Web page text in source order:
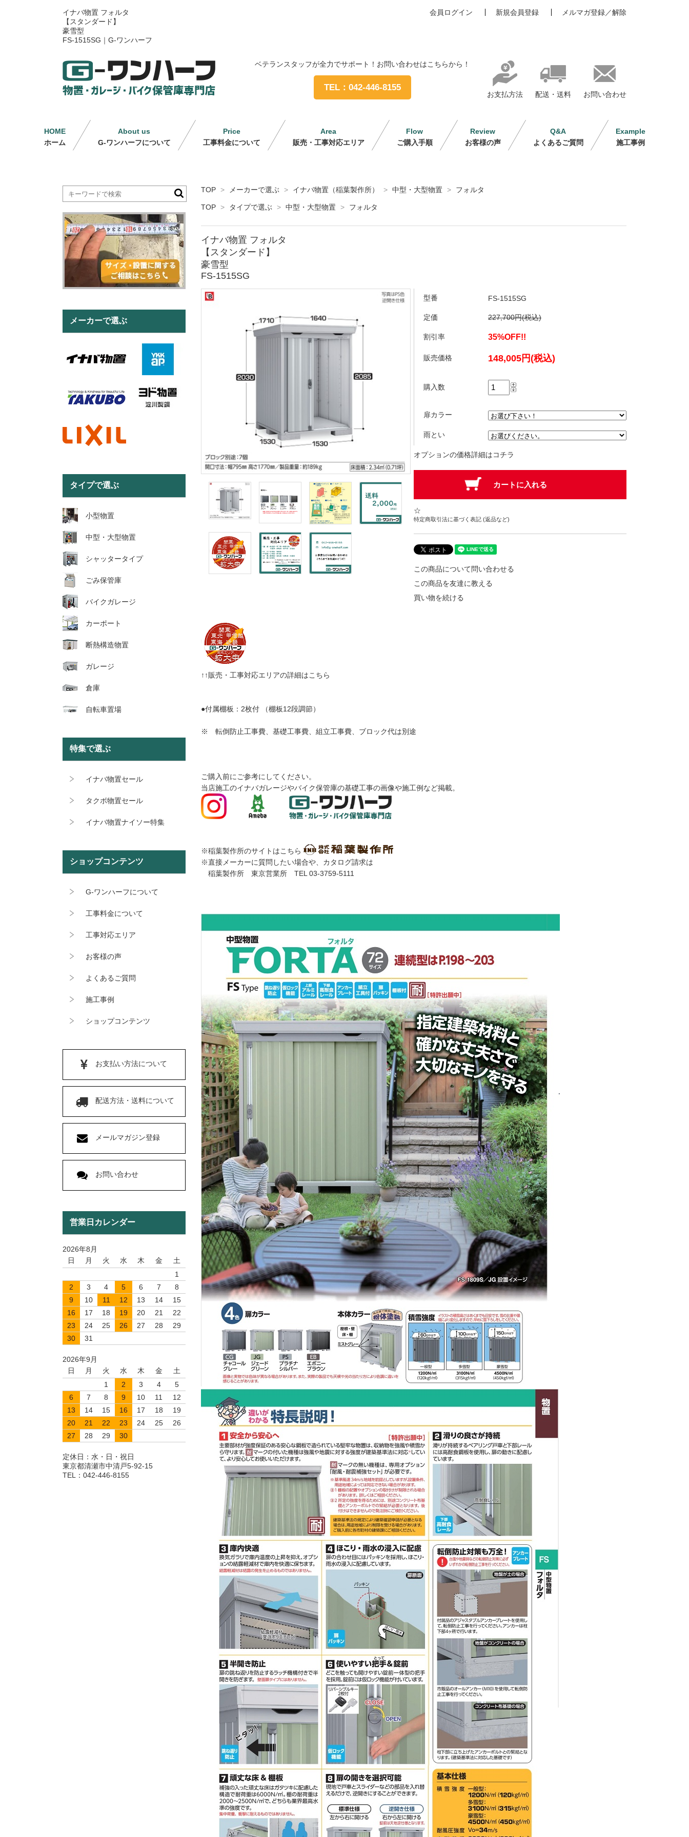
イナバ物置 フォルタ
【スタンダード】
豪雪型
FS-1515SG｜G-ワンハーフ
会員ログイン 新規会員登録 メルマガ登録／解除
ベテランスタッフが全力でサポート！お問い合わせはこちらから！
TEL：042-446-8155
お支払方法 配送・送料 お問い合わせ
HOME
ホーム
About us
G-ワンハーフについて
Price
工事料金について
Area
販売・工事対応エリア
Flow
ご購入手順
Review
お客様の声
Q&A
よくあるご質問
Example
施工事例
TOP > メーカーで選ぶ > イナバ物置（稲葉製作所） > 中型・大型物置 > フォルタ
TOP > タイプで選ぶ > 中型・大型物置 > フォルタ
イナバ物置 フォルタ
【スタンダード】
豪雪型
FS-1515SG
型番 FS-1515SG
定価 227,700円(税込)
割引率 35%OFF!!
販売価格 148,005円(税込)
購入数
扉カラー
雨とい
オプションの価格詳細はコチラ
☆
特定商取引法に基づく表記 (返品など)
この商品について問い合わせる
この商品を友達に教える
買い物を続ける
↑↑販売・工事対応エリアの詳細はこちら
●付属棚板：2枚付 （棚板12段調節）
※ 転倒防止工事費、基礎工事費、組立工事費、ブロック代は別途
ご購入前にご参考にしてください。
当店施工のイナバガレージやバイク保管庫の基礎工事の画像や施工例など掲載。
※稲葉製作所のサイトはこちら
※直接メーカーに質問したい場合や、カタログ請求は
稲葉製作所 東京営業所 TEL 03-3759-5111
メーカーで選ぶ
タイプで選ぶ
小型物置
中型・大型物置
シャッタータイプ
ごみ保管庫
バイクガレージ
カーポート
断熱構造物置
ガレージ
倉庫
自転車置場
特集で選ぶ
イナバ物置セール
タクボ物置セール
イナバ物置ナイソー特集
ショップコンテンツ
G-ワンハーフについて
工事料金について
工事対応エリア
お客様の声
よくあるご質問
施工事例
ショップコンテンツ
お支払い方法について
配送方法・送料について
メールマガジン登録
お問い合わせ
営業日カレンダー
2026年8月
日
月 火 水 木 金
土
1
2
3 4 5 6 7
8
9
10 11 12 13 14
15
16
17 18 19 20 21
22
23
24 25 26 27 28
29
30
31
2026年9月
日
月 火 水 木 金
土
1
2 3 4
5
6
7 8 9 10 11
12
13
14 15 16 17 18
19
20
21 22 23 24 25
26
27
28 29 30
定休日：水・日・祝日
東京都清瀬市中清戸5-92-15
TEL：042-446-8155